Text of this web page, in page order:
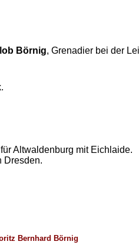
Börnig, Grenadier bei der
Altwaldenburg mit Eichlaide.
Dresden.
Bernhard Börnig